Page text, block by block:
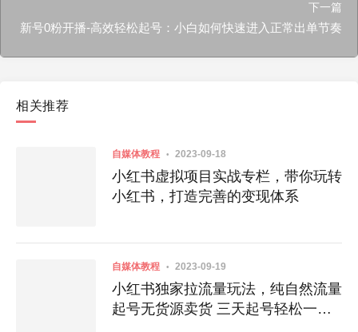
下一篇
新号0粉开播-高效轻松起号：小白如何快速进入正常出单节奏
相关推荐
自媒体教程 2023-09-18
小红书虚拟项目实战专栏，带你玩转
小红书，打造完善的变现体系
自媒体教程 2023-09-19
小红书独家拉流量玩法，纯自然流量
起号无货源卖货 三天起号轻松一天